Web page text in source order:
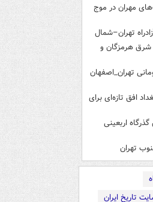
مهران در موج
تهران–شمال
شرق هرمزگان و
تومانی تهران_اصفهان
افق تازه‌ای برای
اربعینی
تهران
تاریخ ایران